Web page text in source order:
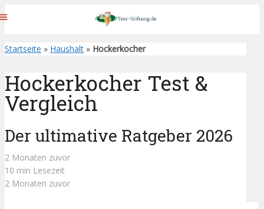
Startseite » Haushalt » Hockerkocher
Hockerkocher Test &
Vergleich
Der ultimative Ratgeber 2026
2 Monaten zuvor
10 min Lesezeit
2 Monaten zuvor